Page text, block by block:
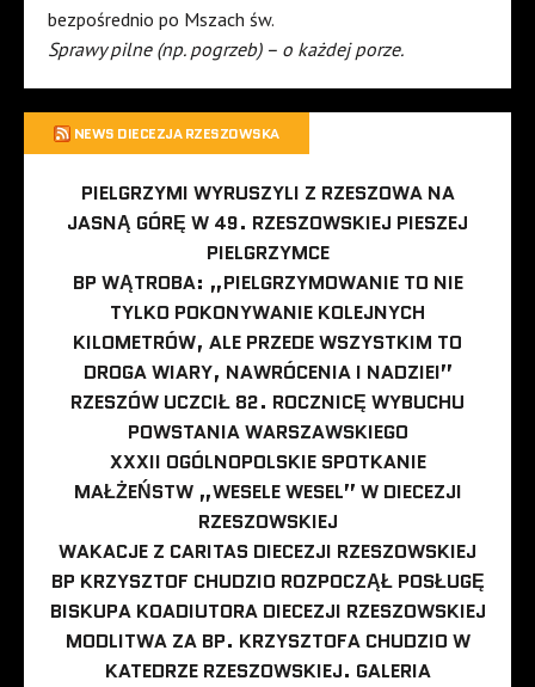
bezpośrednio po Mszach św.
Sprawy pilne (np. pogrzeb) – o każdej porze.
NEWS DIECEZJA RZESZOWSKA
PIELGRZYMI WYRUSZYLI Z RZESZOWA NA
JASNĄ GÓRĘ W 49. RZESZOWSKIEJ PIESZEJ
PIELGRZYMCE
BP WĄTROBA: „PIELGRZYMOWANIE TO NIE
TYLKO POKONYWANIE KOLEJNYCH
KILOMETRÓW, ALE PRZEDE WSZYSTKIM TO
DROGA WIARY, NAWRÓCENIA I NADZIEI”
RZESZÓW UCZCIŁ 82. ROCZNICĘ WYBUCHU
POWSTANIA WARSZAWSKIEGO
XXXII OGÓLNOPOLSKIE SPOTKANIE
MAŁŻEŃSTW „WESELE WESEL” W DIECEZJI
RZESZOWSKIEJ
WAKACJE Z CARITAS DIECEZJI RZESZOWSKIEJ
BP KRZYSZTOF CHUDZIO ROZPOCZĄŁ POSŁUGĘ
BISKUPA KOADIUTORA DIECEZJI RZESZOWSKIEJ
MODLITWA ZA BP. KRZYSZTOFA CHUDZIO W
KATEDRZE RZESZOWSKIEJ. GALERIA